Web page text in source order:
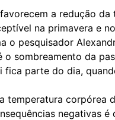
a redução da
na primavera e
o pesquisador
sombreamento da
fica parte do dia,
temperatura corpórea
negativas é